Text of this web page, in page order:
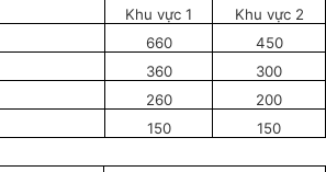
Khu vực 1
Khu vực 2
660
450
360
300
260
200
150
150